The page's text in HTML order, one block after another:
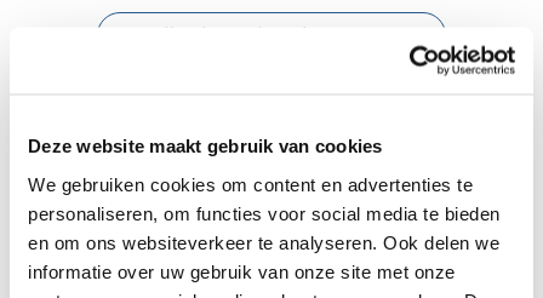
Deze website maakt gebruik van cookies
We gebruiken cookies om content en advertenties te
personaliseren, om functies voor social media te bieden
en om ons websiteverkeer te analyseren. Ook delen we
informatie over uw gebruik van onze site met onze
Bekijk uitgebreide reisprogramma